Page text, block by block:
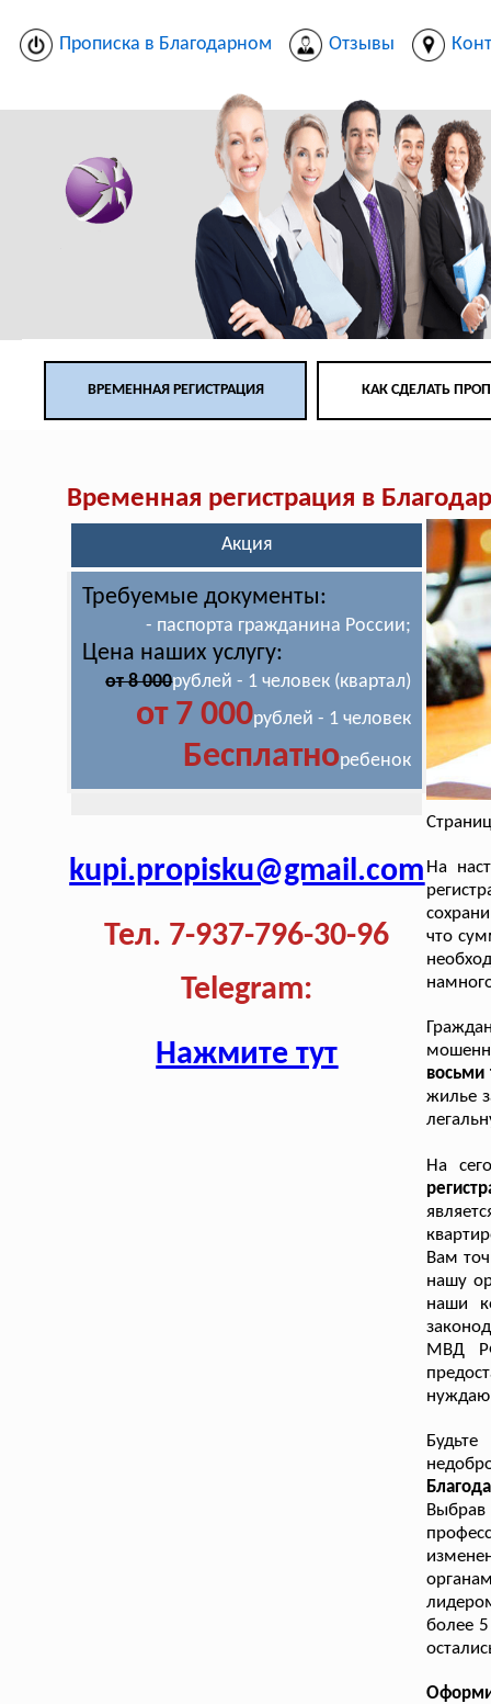
Прописка в Благодарном Отзывы
ВРЕМЕННАЯ РЕГИСТРАЦИЯ КАК СДЕЛАТЬ
Временная регистрация в
Акция
Требуемые документы:
- паспорта гражданина России;
Цена наших услугу:
от 8 000рублей - 1 человек (квартал)
от 7 000рублей - 1 человек
Бесплатноребенок
kupi.propisku@gmail.com
Тел. 7-937-796-30-96
Telegram:
Нажмите тут
На
что
восьми
жилье
На
Вам
нашу
наши
МВД
более